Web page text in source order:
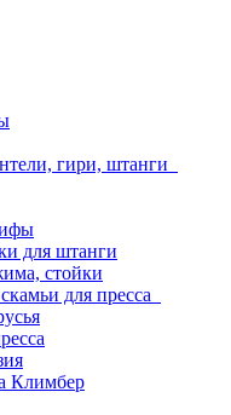
гири, штанги
для штанги
стойки
для пресса
Климбер